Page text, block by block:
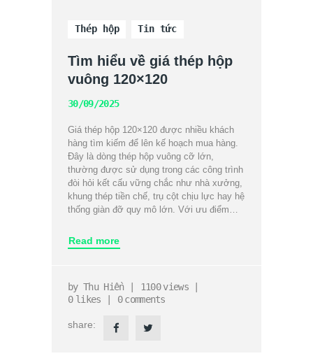
Thép hộp Tin tức
Tìm hiểu về giá thép hộp
vuông 120×120
30/09/2025
Giá thép hộp 120×120 được nhiều khách
hàng tìm kiếm để lên kế hoạch mua hàng.
Đây là dòng thép hộp vuông cỡ lớn,
thường được sử dụng trong các công trình
đòi hỏi kết cấu vững chắc như nhà xưởng,
khung thép tiền chế, trụ cột chịu lực hay hệ
thống giàn đỡ quy mô lớn. Với ưu điểm…
Read more
byThu Hiền 1100 views
0 likes 0 comments
share: